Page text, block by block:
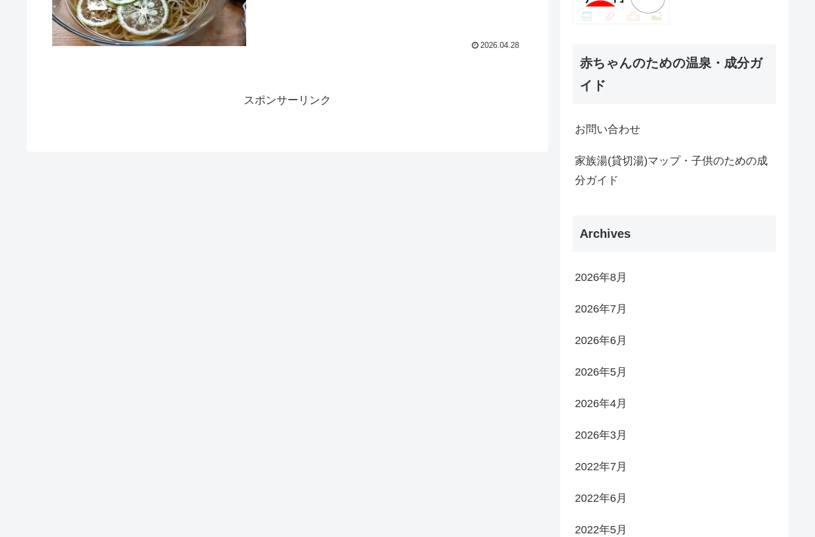
2026.04.28
スポンサーリンク
赤ちゃんのための温泉・成分ガ
イド
お問い合わせ
家族湯(貸切湯)マップ・子供のための成
分ガイド
Archives
2026年8月
2026年7月
2026年6月
2026年5月
2026年4月
2026年3月
2022年7月
2022年6月
2022年5月